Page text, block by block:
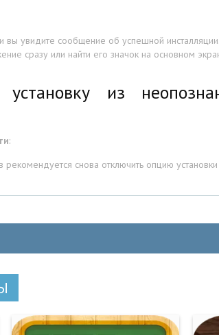
вы увидите сообщение об успешной инсталляции.
сразу или найти его значок на основном
из
:
снова отключить опцию